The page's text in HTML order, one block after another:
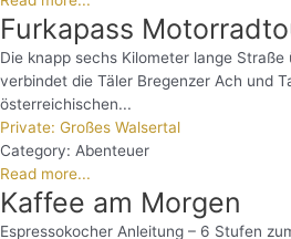
Furkapass
Die knapp sechs Kilometer lange Straße
verbindet die Täler Bregenzer Ach und
österreichischen...
Private: Großes Walsertal
Category: Abenteuer
Read more...
Kaffee am Morgen
Espressokocher Anleitung – 6 Stufen